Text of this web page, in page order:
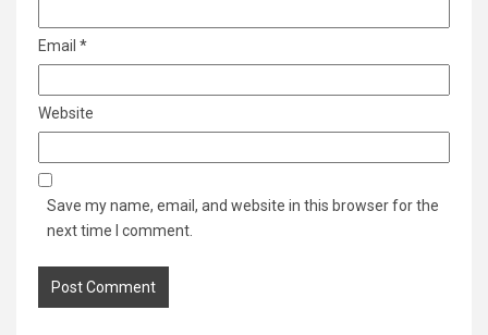
Email *
Website
Save my name, email, and website in this browser for the
next time I comment.